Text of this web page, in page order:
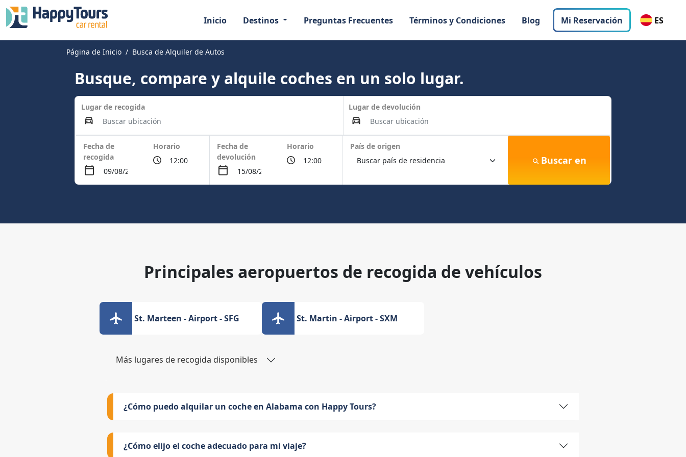
Inicio Destinos Preguntas Frecuentes Términos y Condiciones Blog Mi Reservación ES
Página de Inicio Busca de Alquiler de Autos
Busque, compare y alquile coches en un solo lugar.
Lugar de recogida Lugar de devolución
Fecha de
recogida
Horario
Fecha de
devolución
Horario País de origen
Buscar en
Principales aeropuertos de recogida de vehículos
St. Marteen - Airport - SFG St. Martin - Airport - SXM
Más lugares de recogida disponibles
¿Cómo puedo alquilar un coche en Alabama con Happy Tours?
¿Cómo elijo el coche adecuado para mi viaje?